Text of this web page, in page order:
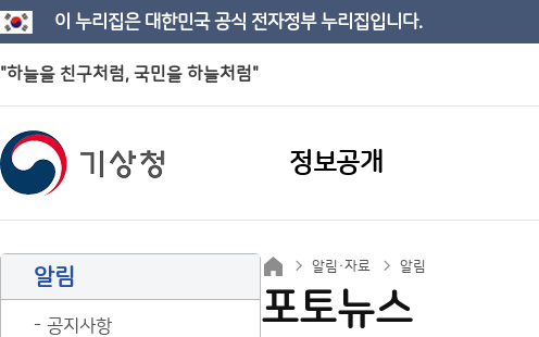
이 누리집은 대한민국 공식 전자정부 누리집입니다.
"하늘을 친구처럼, 국민을 하늘처럼"
정보공개
알림
공지사항
알림·자료 알림
포토뉴스